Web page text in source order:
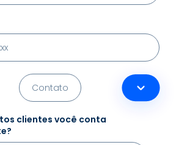
clientes você conta